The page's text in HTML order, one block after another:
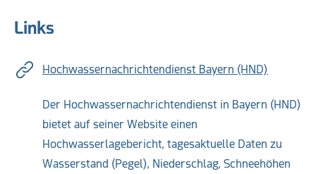
Links
Hochwassernachrichtendienst Bayern (HND)
Der Hochwassernachrichtendienst in Bayern (HND)
bietet auf seiner Website einen
Hochwasserlagebericht, tagesaktuelle Daten zu
Wasserstand (Pegel), Niederschlag, Schneehöhen